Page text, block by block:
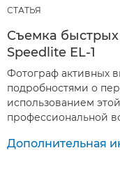
СТАТЬЯ
Съемка
Speedlite EL-1
Фотограф активных
подробностями о
использованием
профессиональной
Дополнительная